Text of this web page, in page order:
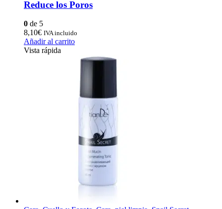
Reduce los Poros
0 de 5
8,10€ IVA incluido
Añadir al carrito
Vista rápida